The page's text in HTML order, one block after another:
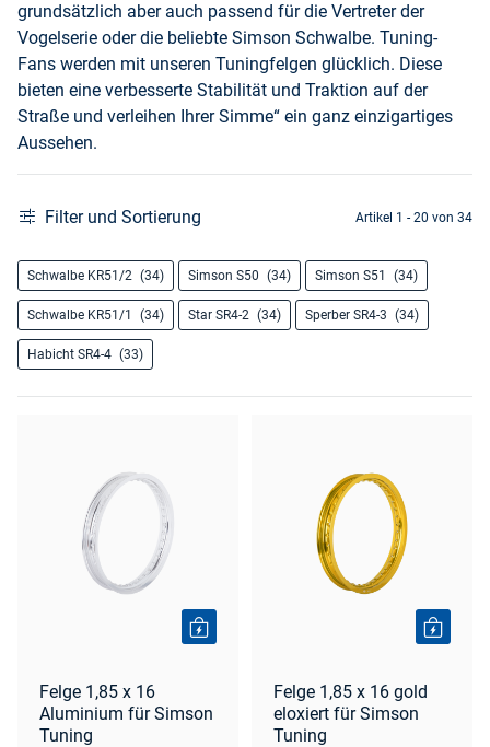
grundsätzlich aber auch passend für die Vertreter der
Vogelserie oder die beliebte Simson Schwalbe. Tuning-
Fans werden mit unseren Tuningfelgen glücklich. Diese
bieten eine verbesserte Stabilität und Traktion auf der
Straße und verleihen Ihrer Simme“ ein ganz einzigartiges
Aussehen.
Filter und Sortierung Artikel 1 - 20 von 34
Schwalbe KR51/2 (34) Simson S50 (34) Simson S51 (34)
Schwalbe KR51/1 (34) Star SR4-2 (34) Sperber SR4-3 (34)
Habicht SR4-4 (33)
Felge 1,85 x 16
Aluminium für Simson
Tuning
Felge 1,85 x 16 gold
eloxiert für Simson
Tuning